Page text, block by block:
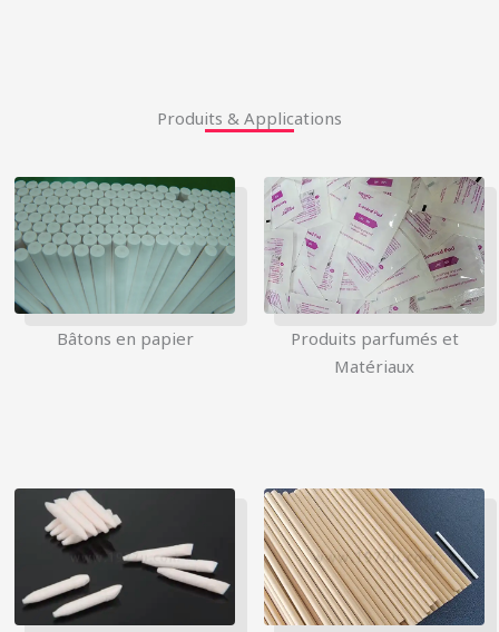
Produits & Applications
Bâtons en papier
Produits parfumés et
Matériaux